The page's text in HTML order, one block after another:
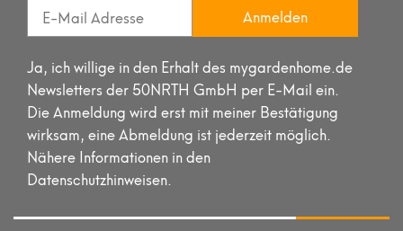
Anmelden
Ja, ich willige in den Erhalt des mygardenhome.de
Newsletters der 50NRTH GmbH per E-Mail ein.
Die Anmeldung wird erst mit meiner Bestätigung
wirksam, eine Abmeldung ist jederzeit möglich.
Nähere Informationen in den
Datenschutzhinweisen.